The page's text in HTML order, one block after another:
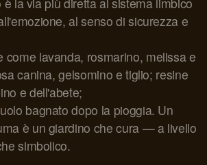
al senso di sicurezza e
come lavanda, rosmarino, melissa e
canina, gelsomino e tiglio; resine
e dell'abete;
bagnato dopo la pioggia. Un
è un giardino che cura — a livello
simbolico.